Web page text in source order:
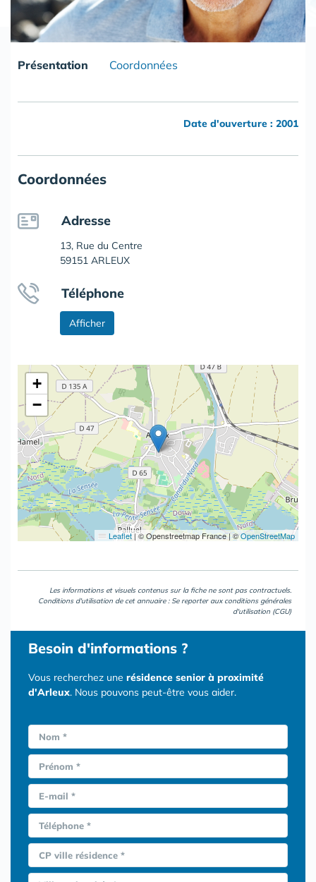
Présentation Coordonnées
Date d'ouverture : 2001
Coordonnées
Adresse
13, Rue du Centre
59151 ARLEUX
Téléphone
Afficher
+
−
Leaflet|© Openstreetmap France | ©OpenStreetMap
Les informations et visuels contenus sur la fiche ne sont pas contractuels.
Conditions d'utilisation de cet annuaire : Se reporter aux conditions générales
d'utilisation (CGU)
Besoin d'informations ?
Vous recherchez une résidence senior à proximité
d'Arleux. Nous pouvons peut-être vous aider.
Nom *
Prénom *
E-mail *
Téléphone *
CP ville résidence *